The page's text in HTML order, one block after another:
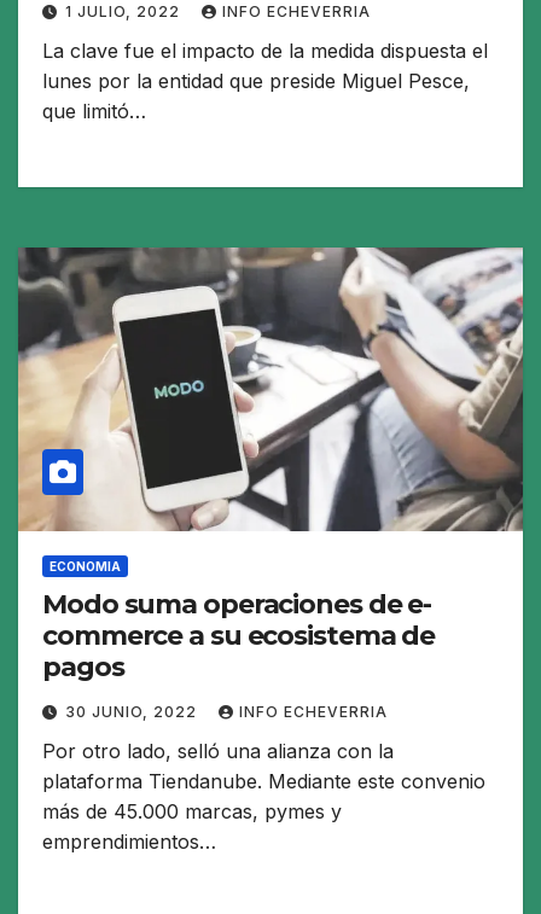
1 JULIO, 2022 INFO ECHEVERRIA
La clave fue el impacto de la medida dispuesta el
lunes por la entidad que preside Miguel Pesce,
que limitó…
ECONOMIA
Modo suma operaciones de e-
commerce a su ecosistema de
pagos
30 JUNIO, 2022 INFO ECHEVERRIA
Por otro lado, selló una alianza con la
plataforma Tiendanube. Mediante este convenio
más de 45.000 marcas, pymes y
emprendimientos…